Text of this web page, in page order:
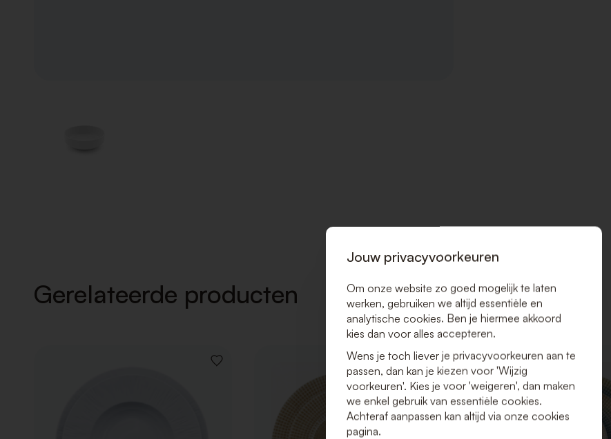
Gerelateerde producten
VOEG
VOEG
TOE
AAN
VERLANGLIJST
Jouw privacyvoorkeuren
Om onze website zo goed mogelijk te laten
werken, gebruiken we altijd essentiële en
analytische cookies. Ben je hiermee akkoord
kies dan voor alles accepteren.
Wens je toch liever je privacyvoorkeuren aan te
passen, dan kan je kiezen voor 'Wijzig
voorkeuren'. Kies je voor 'weigeren', dan maken
we enkel gebruik van essentiële cookies.
Achteraf aanpassen kan altijd via onze cookies
pagina.